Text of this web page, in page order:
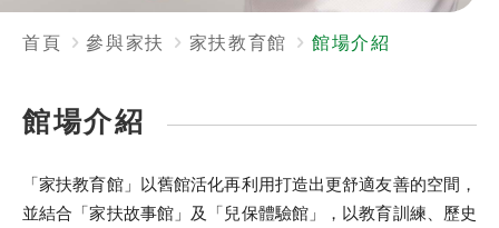
首頁 參與家扶 家扶教育館 館場介紹
館場介紹
「家扶教育館」以舊館活化再利用打造出更舒適友善的空間，
並結合「家扶故事館」及「兒保體驗館」，以教育訓練、歷史